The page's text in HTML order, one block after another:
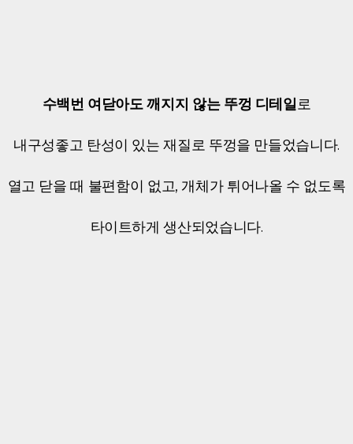
수백번 여닫아도 깨지지 않는 뚜껑 디테일로
내구성좋고 탄성이 있는 재질로 뚜껑을 만들었습니다.
열고 닫을 때 불편함이 없고, 개체가 튀어나올 수 없도록
타이트하게 생산되었습니다.